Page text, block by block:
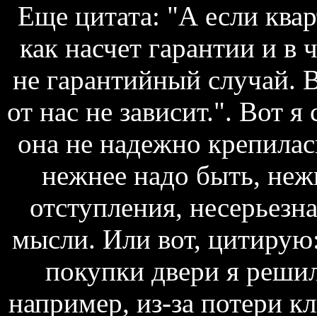
Еще цитата: "А если
как насчет гарантии и в
не гарантийный
от нас не зависит.". Вот я
она не надежно
нежнее надо быть,
отступления,
мысли. Или вот,
покупки двери я
например, из-за потери